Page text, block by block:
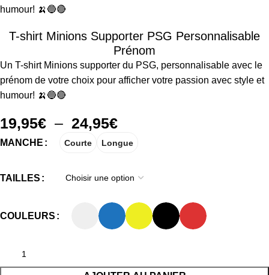
humour! 🍌🔵🔴
T-shirt Minions Supporter PSG Personnalisable
Prénom
Un T-shirt Minions supporter du PSG, personnalisable avec le
prénom de votre choix pour afficher votre passion avec style et
humour! 🍌🔵🔴
19,95€ – 24,95€
MANCHE Courte Longue
TAILLES
COULEURS